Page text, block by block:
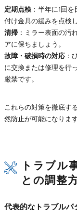
定期点検：半年に1回
付け金具の緩みを点検
清掃：ミラー表面の汚
アに保ちましょう。
故障・破損時の対応：
に交換または修理を行
厳禁です。
これらの対策を徹底す
然防止が可能になります
トラブル
との調整
代表的なトラブル